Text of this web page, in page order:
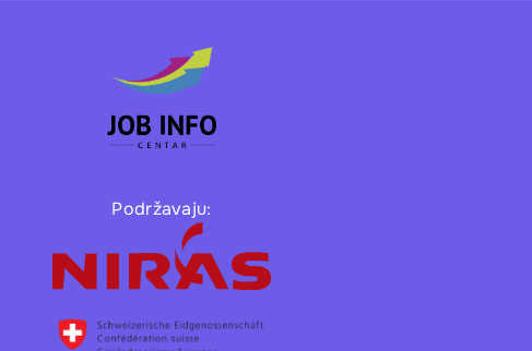
Podržavaju: